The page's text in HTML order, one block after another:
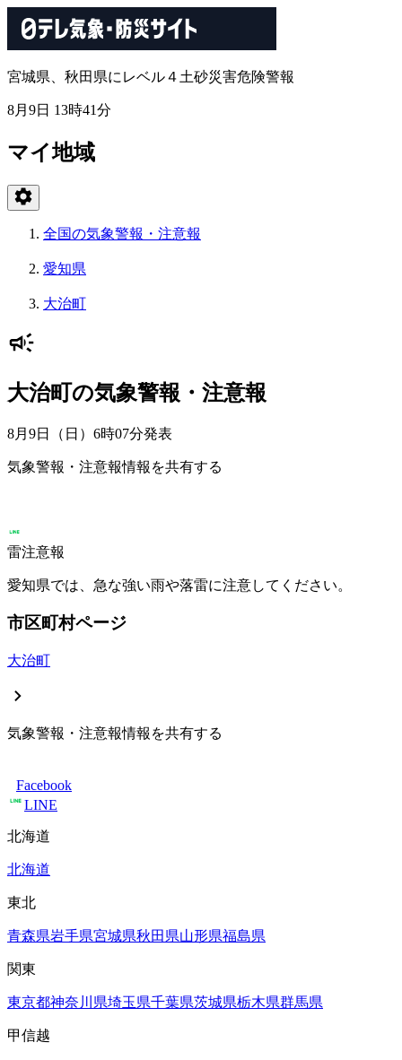
宮城県、秋田県にレベル４土砂災害危険警報
8月9日 13時41分
マイ地域
全国の気象警報・注意報
愛知県
大治町
大治町の気象警報・注意報
8月9日（日）6時07分発表
気象警報・注意報情報を共有する
雷注意報
愛知県では、急な強い雨や落雷に注意してください。
市区町村ページ
大治町
気象警報・注意報情報を共有する
Facebook
LINE
北海道
北海道
東北
青森県岩手県宮城県秋田県山形県福島県
関東
東京都神奈川県埼玉県千葉県茨城県栃木県群馬県
甲信越